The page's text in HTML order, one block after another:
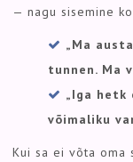
— nagu sisemine
„Ma
tunnen. Ma
„Iga hetk
võimaliku
Kui sa ei võta oma